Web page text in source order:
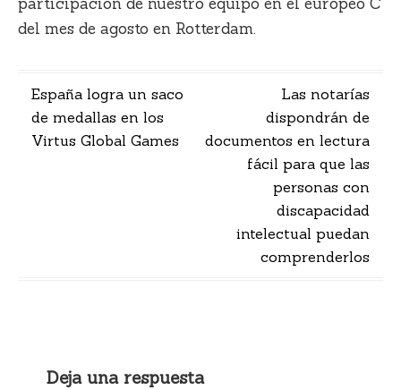
del mes de agosto en Rotterdam.
Navegación
de
España logra un saco
de medallas en los
Virtus Global Games
Las notarías
dispondrán de
documentos en lectura
fácil para que las
personas con
discapacidad
intelectual puedan
comprenderlos
Deja una respuesta